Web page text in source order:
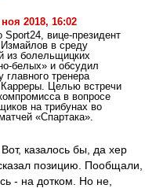
2018, 16:02
Sport24, вице-президент
в среду
из болельщицких
белых» и обсудил
главного тренера
Целью встречи
в вопросе
на трибунах во
«Спартака».
казалось бы, да хер
позицию. Пообщали,
- на дотком. Но не,